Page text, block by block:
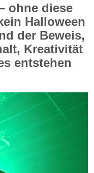
ohne diese
Halloween
der Beweis,
Kreativität
entstehen